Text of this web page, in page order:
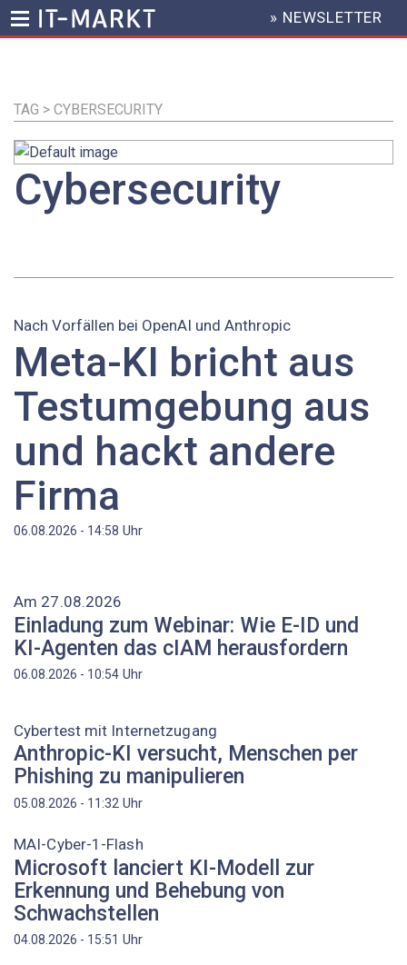
Inhalt
HEADER
MENU
» NEWSLETTER
TAG > CYBERSECURITY
Cybersecurity
Nach Vorfällen bei OpenAI und Anthropic
Meta-KI bricht aus
Testumgebung aus
und hackt andere
Firma
06.08.2026 - 14:58 Uhr
Am 27.08.2026
Einladung zum Webinar: Wie E-ID und
KI-Agenten das cIAM herausfordern
06.08.2026 - 10:54 Uhr
Cybertest mit Internetzugang
Anthropic-KI versucht, Menschen per
Phishing zu manipulieren
05.08.2026 - 11:32 Uhr
MAI-Cyber-1-Flash
Microsoft lanciert KI-Modell zur
Erkennung und Behebung von
Schwachstellen
04.08.2026 - 15:51 Uhr